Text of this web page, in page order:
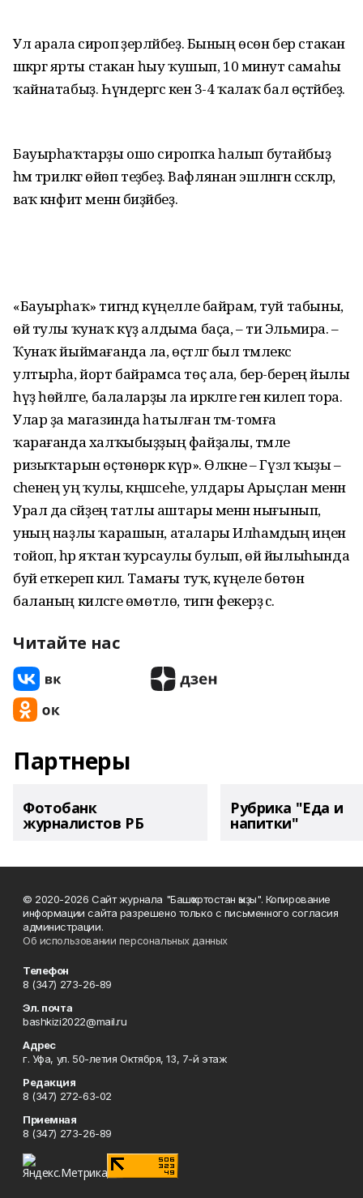
Ул арала сироп әҙерләйбеҙ. Бының өсөн бер стакан
шәкәргә ярты стакан һыу ҡушып, 10 минут самаһы
ҡайнатабыҙ. Һүндергәс кенә 3-4 ҡалаҡ бал өҫтәйбеҙ.
Бауырһаҡтарҙы ошо сиропҡа һалып бутайбыҙ
һәм тәрилкәгә өйөп теҙәбеҙ. Вафлянан эшләнгән сәскәләр,
ваҡ кәнфит менән биҙәйбеҙ.
«Бауырһаҡ» тигәндә күңелле байрам, туй табыны,
өй тулы ҡунаҡ күҙ алдыма баҫа, – ти Эльмира. –
Ҡунаҡ йыймағанда ла, өҫтәлгә был тәмлекәс
ултырһа, йорт байрамса төҫ ала, бер-береңә йылы
һүҙ һөйләге, балаларҙы ла иркәләге генә килеп тора.
Улар ҙа магазинда һатылған тәм-томға
ҡарағанда халҡыбыҙҙың файҙалы, тәмле
ризыҡтарын өҫтөнөрәк күрә». Өлкәне – Гүзәл ҡыҙы –
әсәһенең уң ҡулы, кәңәшсеһе, улдары Арыҫлан менән
Урал да әсәйҙең татлы аштары менән нығынып,
уның наҙлы ҡарашын, аталары Илһамдың иңен
тойоп, һәр яҡтан ҡурсаулы булып, өй йылыһында
буй еткереп килә. Тамағы туҡ, күңеле бөтөн
баланың киләсәге өмөтлө, тигән фекерҙә әсә.
Читайте нас
Партнеры
Фотобанк
журналистов РБ
Рубрика "Еда и
напитки"
© 2020-2026 Сайт журнала "Башҡортостан ҡыҙы". Копирование
информации сайта разрешено только с письменного согласия
администрации.
Об использовании персональных данных
Телефон
8 (347) 273-26-89
Эл. почта
bashkizi2022@mail.ru
Адрес
г. Уфа, ул. 50-летия Октября, 13, 7-й этаж
Редакция
8 (347) 272-63-02
Приемная
8 (347) 273-26-89